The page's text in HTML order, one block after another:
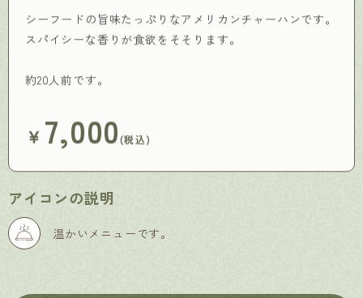
シーフードの旨味たっぷりなアメリカンチャーハンです。
スパイシーな香りが食欲をそそります。
約20人前です。
￥ 7,000(税込)
アイコンの説明
温かいメニューです。